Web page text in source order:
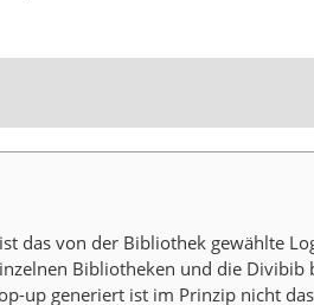
das von der Bibliothek gewählte
Bibliotheken und die Divibib
up generiert ist im Prinzip nicht